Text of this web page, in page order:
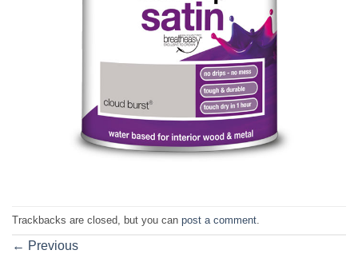
Trackbacks are closed, but you can post a comment
← Previous